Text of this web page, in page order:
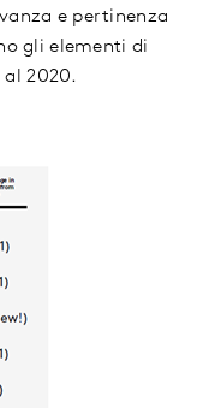
e pertinenza
gli elementi di
2020.